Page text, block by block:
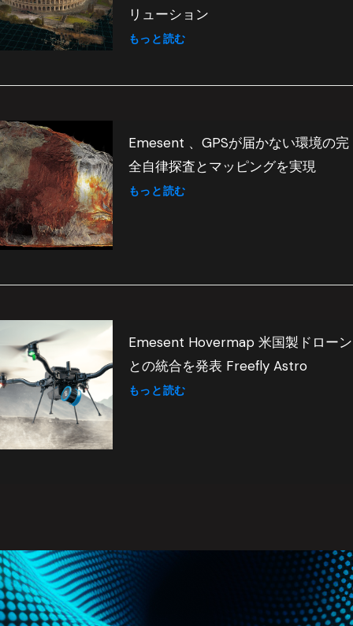
リューション
もっと読む
Emesent 、GPSが届かない環境の完
全自律探査とマッピングを実現
もっと読む
Emesent Hovermap 米国製ドローン
との統合を発表 Freefly Astro
もっと読む